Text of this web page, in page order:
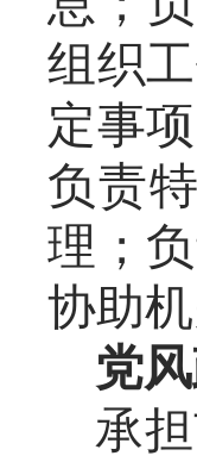
组织
定事
负责
理；
协助
党
承